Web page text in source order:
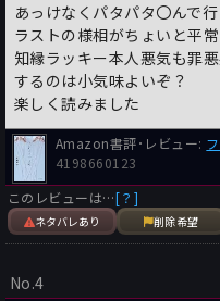
あっけなくパタパタ〇んで
ラストの様相がちょいと平
知縁ラッキー本人悪気も罪
するのは小気味よいぞ？
楽しく読みました
Amazon書評･レビュー:
4198660123
このレビューは…[？]
ネタバレあり 削除希望
No.4